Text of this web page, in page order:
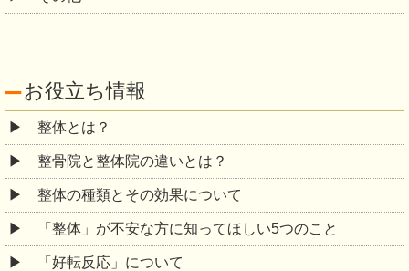
お役立ち情報
整体とは？
整骨院と整体院の違いとは？
整体の種類とその効果について
「整体」が不安な方に知ってほしい5つのこと
「好転反応」について